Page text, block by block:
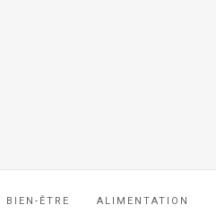
BIEN-ÊTRE ALIMENTATION